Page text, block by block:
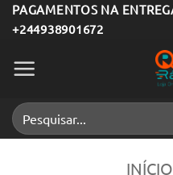
Skip
to
content
PAGAMENTOS NA
+244938901672
Pesquisar
por:
INÍCIO